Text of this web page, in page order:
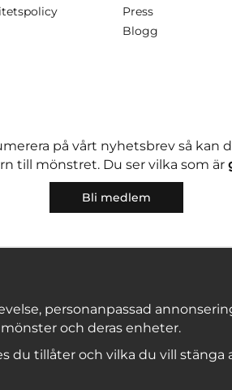
Press
Blogg
på vårt nyhetsbrev så kan
till mönstret. Du ser vilka som är
Bli medlem
© 2026, Marks & Kattens AB
personanpassad
och deras enheter.
du tillåter och vilka du vill